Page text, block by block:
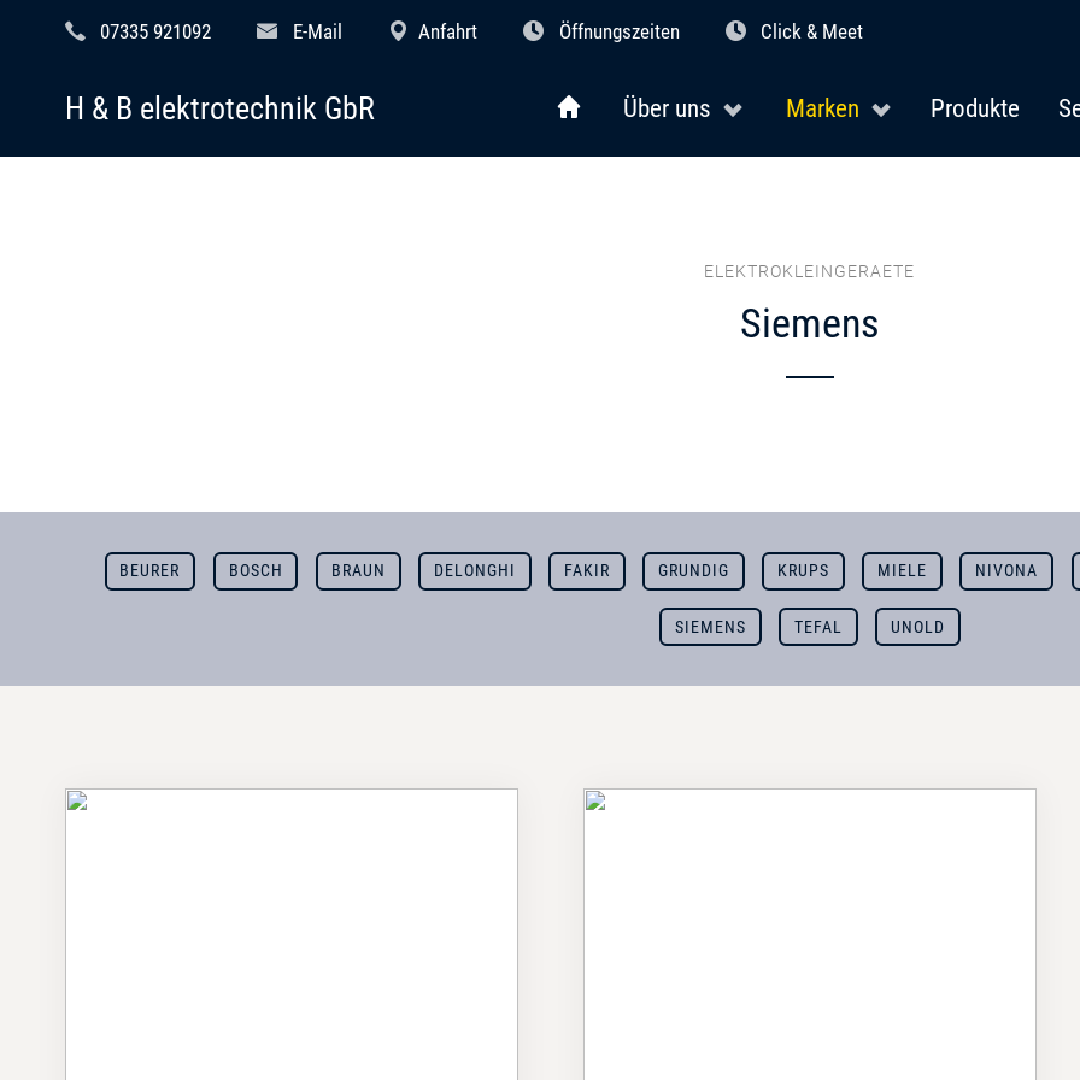
07335 921092 E-Mail Anfahrt Öffnungszeiten Click & Meet
Über uns Marken Produkte
H & B elektrotechnik GbR
ELEKTROKLEINGERAETE
Siemens
BEURER BOSCH BRAUN DELONGHI FAKIR GRUNDIG KRUPS MIELE NIVONA
SIEMENS TEFAL UNOLD